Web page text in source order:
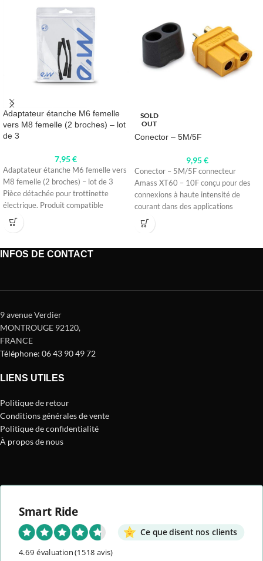
Adaptateur étanche M6 femelle
vers M8 femelle (2 broches) – lot
de 3
7,95€
Adaptateur étanche M6 femelle vers
M8 femelle (2 broches) – lot de 3
Pièce détachée pour trottinette
électrique. Produit compatible
SOLD
OUT
Conector – 5M/5F
9,95€
Conector – 5M/5F connecteur
Amass XT60 – 10F conçu pour des
connexions à haute intensité de
courant dans des applications
INFOS DE CONTACT
9 avenue Verdier
MONTROUGE 92120,
FRANCE
Téléphone: 06 43 90 49 72
LIENS UTILES
Politique de retour
Conditions générales de vente
Politique de confidentialité
À propos de nous
Smart Ride
Ce que disent nos clients
4.69 évaluation(1518 avis)